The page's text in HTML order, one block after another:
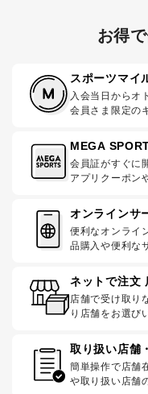
お得
スポーツマイ
入会当日からオ
会員さま限定の
MEGA
会員証がすぐに
アプリクーポン
オンラインサ
便利なオンライ
品購入や便利な
ネットで注文
店舗で受け取り
り店舗をお選び
取り扱い店舗
簡単操作で店舗
や取り扱い店舗